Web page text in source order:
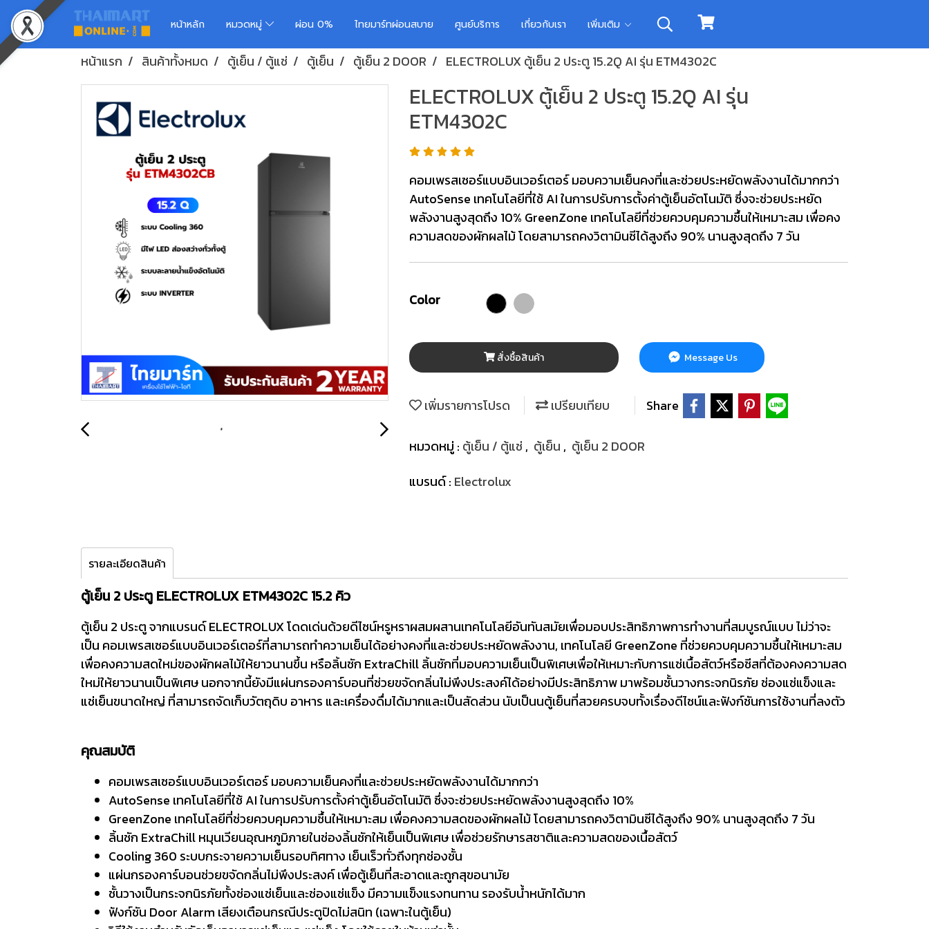
หน้าหลัก หมวดหมู่ ผ่อน 0% ไทยมาร์ทผ่อนสบาย ศูนย์บริการ เกี่ยวกับเรา เพิ่มเติม
หน้าแรก สินค้าทั้งหมด ตู้เย็น / ตู้แช่ ตู้เย็น ตู้เย็น 2 DOOR ELECTROLUX ตู้เย็น 2 ประตู 15.2Q AI รุ่น ETM4302C
ELECTROLUX ตู้เย็น 2 ประตู 15.2Q AI รุ่น
ETM4302C
คอมเพรสเซอร์แบบอินเวอร์เตอร์ มอบความเย็นคงที่และช่วยประหยัดพลังงานได้มากกว่า
AutoSense เทคโนโลยีที่ใช้ AI ในการปรับการตั้งค่าตู้เย็นอัตโนมัติ ซึ่งจะช่วยประหยัด
พลังงานสูงสุดถึง 10% GreenZone เทคโนโลยีที่ช่วยควบคุมความชื้นให้เหมาะสม เพื่อคง
ความสดของผักผลไม้ โดยสามารถคงวิตามินซีได้สูงถึง 90% นานสูงสุดถึง 7 วัน
Color
สั่งซื้อสินค้า Message Us
เพิ่มรายการโปรด เปรียบเทียบ Share
หมวดหมู่ : ตู้เย็น / ตู้แช่ , ตู้เย็น , ตู้เย็น 2 DOOR
แบรนด์ : Electrolux
รายละเอียดสินค้า
ตู้เย็น 2 ประตู ELECTROLUX ETM4302C 15.2 คิว
ตู้เย็น 2 ประตู จากแบรนด์ ELECTROLUX โดดเด่นด้วยดีไซน์หรูหราผสมผสานเทคโนโลยีอันทันสมัยเพื่อมอบประสิทธิภาพการทำงานที่สมบูรณ์แบบ ไม่ว่าจะ
เป็น คอมเพรสเซอร์แบบอินเวอร์เตอร์ที่สามารถทำความเย็นได้อย่างคงที่และช่วยประหยัดพลังงาน, เทคโนโลยี GreenZone ที่ช่วยควบคุมความชื้นให้เหมาะสม
เพื่อคงความสดใหม่ของผักผลไม้ให้ยาวนานขึ้น หรือลิ้นชัก ExtraChill ลิ้นชักที่มอบความเย็นเป็นพิเศษเพื่อให้เหมาะกับการแช่เนื้อสัตว์หรือชีสที่ต้องคงความสด
ใหม่ให้ยาวนานเป็นพิเศษ นอกจากนี้ยังมีแผ่นกรองคาร์บอนที่ช่วยขจัดกลิ่นไม่พึงประสงค์ได้อย่างมีประสิทธิภาพ มาพร้อมชั้นวางกระจกนิรภัย ช่องแช่แข็งและ
แช่เย็นขนาดใหญ่ ที่สามารถจัดเก็บวัตถุดิบ อาหาร และเครื่องดื่มได้มากและเป็นสัดส่วน นับเป็นนตู้เย็นที่สวยครบจบทั้งเรื่องดีไซน์และฟังก์ชันการใช้งานที่ลงตัว
คุณสมบัติ
คอมเพรสเซอร์แบบอินเวอร์เตอร์ มอบความเย็นคงที่และช่วยประหยัดพลังงานได้มากกว่า
AutoSense เทคโนโลยีที่ใช้ AI ในการปรับการตั้งค่าตู้เย็นอัตโนมัติ ซึ่งจะช่วยประหยัดพลังงานสูงสุดถึง 10%
GreenZone เทคโนโลยีที่ช่วยควบคุมความชื้นให้เหมาะสม เพื่อคงความสดของผักผลไม้ โดยสามารถคงวิตามินซีได้สูงถึง 90% นานสูงสุดถึง 7 วัน
ลิ้นชัก ExtraChill หมุนเวียนอุณหภูมิภายในช่องลิ้นชักให้เย็นเป็นพิเศษ เพื่อช่วยรักษารสชาติและความสดของเนื้อสัตว์
Cooling 360 ระบบกระจายความเย็นรอบทิศทาง เย็นเร็วทั่วถึงทุกช่องชั้น
แผ่นกรองคาร์บอนช่วยขจัดกลิ่นไม่พึงประสงค์ เพื่อตู้เย็นที่สะอาดและถูกสุขอนามัย
ชั้นวางเป็นกระจกนิรภัยทั้งช่องแช่เย็นและช่องแช่แข็ง มีความแข็งแรงทนทาน รองรับน้ำหนักได้มาก
ฟังก์ชัน Door Alarm เสียงเตือนกรณีประตูปิดไม่สนิท (เฉพาะในตู้เย็น)